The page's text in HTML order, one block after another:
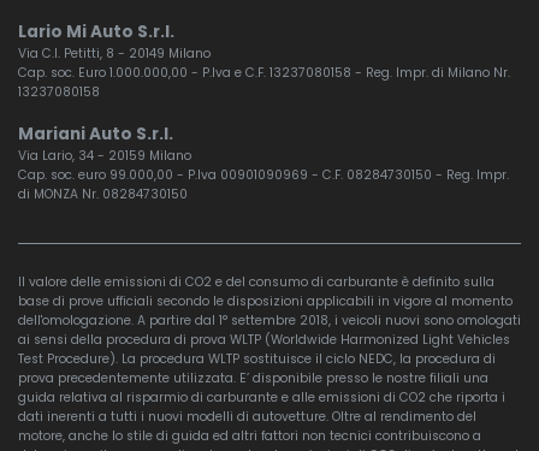
Lario Mi Auto S.r.l.
Via C.I. Petitti, 8 - 20149 Milano
Cap. soc. Euro 1.000.000,00 - P.Iva e C.F. 13237080158 - Reg. Impr. di Milano Nr.
13237080158
Mariani Auto S.r.l.
Via Lario, 34 - 20159 Milano
Cap. soc. euro 99.000,00 - P.Iva 00901090969 - C.F. 08284730150 - Reg. Impr.
di MONZA Nr. 08284730150
Il valore delle emissioni di CO2 e del consumo di carburante è definito sulla
base di prove ufficiali secondo le disposizioni applicabili in vigore al momento
dell'omologazione. A partire dal 1° settembre 2018, i veicoli nuovi sono omologati
ai sensi della procedura di prova WLTP (Worldwide Harmonized Light Vehicles
Test Procedure). La procedura WLTP sostituisce il ciclo NEDC, la procedura di
prova precedentemente utilizzata. E’ disponibile presso le nostre filiali una
guida relativa al risparmio di carburante e alle emissioni di CO2 che riporta i
dati inerenti a tutti i nuovi modelli di autovetture. Oltre al rendimento del
motore, anche lo stile di guida ed altri fattori non tecnici contribuiscono a